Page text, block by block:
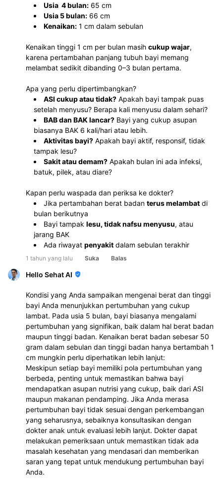
Usia  4 bulan: 65 cm
Usia 5 bulan: 66 cm
Kenaikan: 1 cm dalam sebulan
Kenaikan tinggi 1 cm per bulan masih cukup wajar,
karena pertambahan panjang tubuh bayi memang
melambat sedikit dibanding 0–3 bulan pertama.
Apa yang perlu dipertimbangkan?
ASI cukup atau tidak? Apakah bayi tampak puas
setelah menyusu? Berapa kali menyusu dalam sehari?
BAB dan BAK lancar? Bayi yang cukup asupan
biasanya BAK 6 kali/hari atau lebih.
Aktivitas bayi? Apakah bayi aktif, responsif, tidak
tampak lesu?
Sakit atau demam? Apakah bulan ini ada infeksi,
batuk, pilek, atau diare?
Kapan perlu waspada dan periksa ke dokter?
Jika pertambahan berat badan terus melambat di
bulan berikutnya
Bayi tampak lesu, tidak nafsu menyusu, atau
jarang BAK
Ada riwayat penyakit dalam sebulan terakhir
1 tahun yang lalu Suka Balas
Hello Sehat AI
Kondisi yang Anda sampaikan mengenai berat dan tinggi
bayi Anda menunjukkan pertumbuhan yang cukup
lambat. Pada usia 5 bulan, bayi biasanya mengalami
pertumbuhan yang signifikan, baik dalam hal berat badan
maupun tinggi badan. Kenaikan berat badan sebesar 50
gram dalam sebulan dan tinggi badan hanya bertambah 1
cm mungkin perlu diperhatikan lebih lanjut:
Meskipun setiap bayi memiliki pola pertumbuhan yang
berbeda, penting untuk memastikan bahwa bayi
mendapatkan asupan nutrisi yang cukup, baik dari ASI
maupun makanan pendamping. Jika Anda merasa
pertumbuhan bayi tidak sesuai dengan perkembangan
yang seharusnya, sebaiknya konsultasikan dengan
dokter anak untuk evaluasi lebih lanjut. Dokter dapat
melakukan pemeriksaan untuk memastikan tidak ada
masalah kesehatan yang mendasari dan memberikan
saran yang tepat untuk mendukung pertumbuhan bayi
Anda.